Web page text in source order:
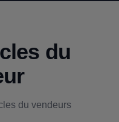
du
du vendeurs